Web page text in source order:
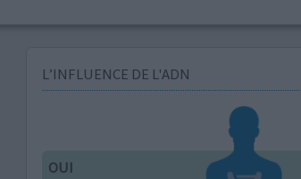
L’INFLUENCE DE L'ADN
OUI